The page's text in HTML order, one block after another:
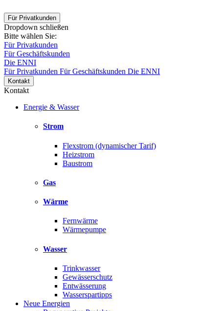
Für Privatkunden
Dropdown schließen
Bitte wählen Sie:
Für Privatkunden
Für Geschäftskunden
Die ENNI
Für Privatkunden Für Geschäftskunden Die ENNI
Kontakt
Kontakt
Energie & Wasser
Strom
Flexstrom (dynamischer Tarif)
Heizstrom
Baustrom
Gas
Wärme
Fernwärme
Wärmepumpe
Wasser
Trinkwasser
Gewässerschutz
Entwässerung
Wasserspartipps
Neue Energien